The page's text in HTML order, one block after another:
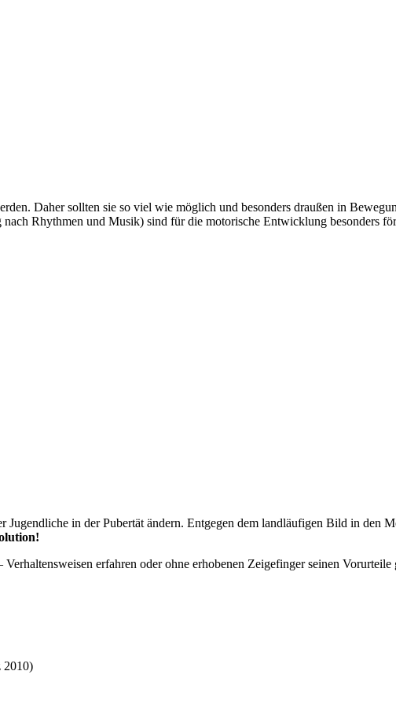
Daher sollten sie so viel wie möglich und besonders draußen in
Rhythmen und Musik) sind für die motorische Entwicklung besonders
Jugendliche in der Pubertät ändern. Entgegen dem landläufigen Bild in den
erfahren oder ohne erhobenen Zeigefinger seinen
2010)